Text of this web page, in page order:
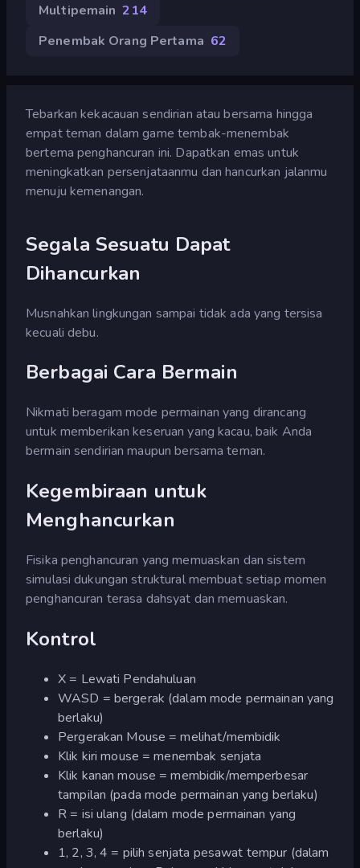
Multipemain 214
Penembak Orang Pertama 62
Tebarkan kekacauan sendirian atau bersama hingga
empat teman dalam game tembak-menembak
bertema penghancuran ini. Dapatkan emas untuk
meningkatkan persenjataanmu dan hancurkan jalanmu
menuju kemenangan.
Segala Sesuatu Dapat
Dihancurkan
Musnahkan lingkungan sampai tidak ada yang tersisa
kecuali debu.
Berbagai Cara Bermain
Nikmati beragam mode permainan yang dirancang
untuk memberikan keseruan yang kacau, baik Anda
bermain sendirian maupun bersama teman.
Kegembiraan untuk
Menghancurkan
Fisika penghancuran yang memuaskan dan sistem
simulasi dukungan struktural membuat setiap momen
penghancuran terasa dahsyat dan memuaskan.
Kontrol
X = Lewati Pendahuluan
WASD = bergerak (dalam mode permainan yang
berlaku)
Pergerakan Mouse = melihat/membidik
Klik kiri mouse = menembak senjata
Klik kanan mouse = membidik/memperbesar
tampilan (pada mode permainan yang berlaku)
R = isi ulang (dalam mode permainan yang
berlaku)
1, 2, 3, 4 = pilih senjata pesawat tempur (dalam